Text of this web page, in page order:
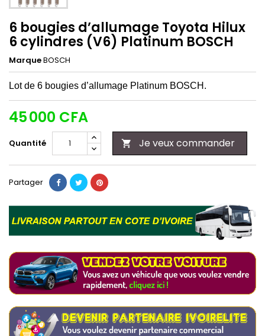
6 bougies d’allumage Toyota Hilux
6 cylindres (V6) Platinum BOSCH
MarqueBOSCH
Lot de 6 bougies d’allumage Platinum BOSCH.
45 000 CFA
Quantité  Je veux commander
Partager